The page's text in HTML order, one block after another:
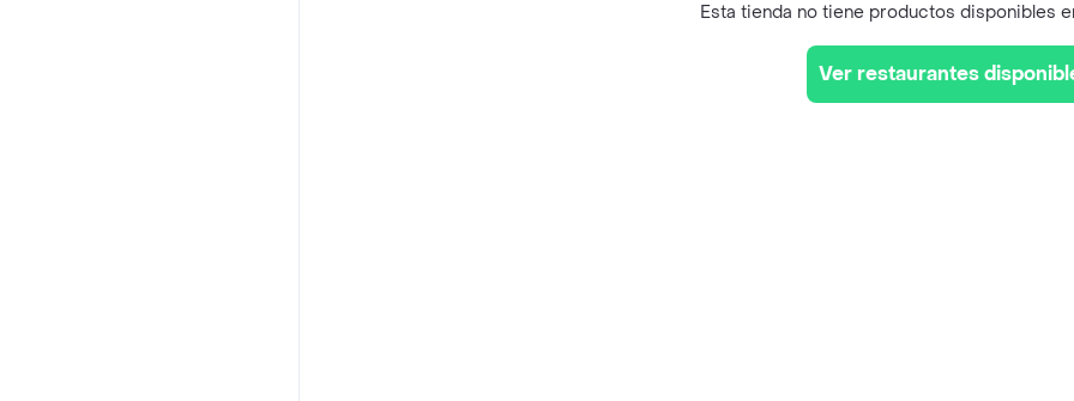
Esta tienda no tiene productos disponibles
Ver restaurantes